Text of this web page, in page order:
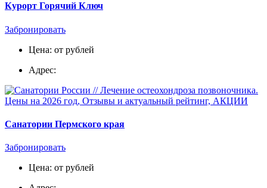
Курорт Горячий Ключ
Забронировать
Цена: от рублей
Адрес:
Санатории Пермского края
Забронировать
Цена: от рублей